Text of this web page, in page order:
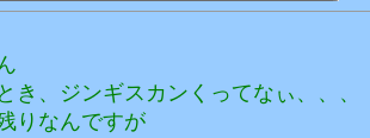
き、ジンギスカンくってなぃ、、、
りなんですが